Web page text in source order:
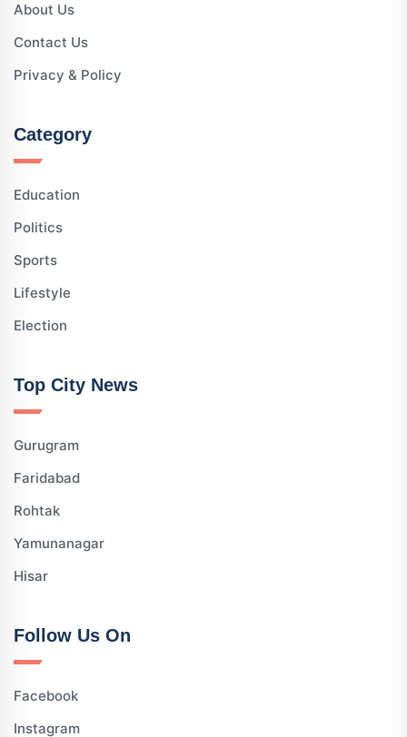
About Us
Contact Us
Privacy & Policy
Category
Education
Politics
Sports
Lifestyle
Election
Top City News
Gurugram
Faridabad
Rohtak
Yamunanagar
Hisar
Follow Us On
Facebook
Instagram